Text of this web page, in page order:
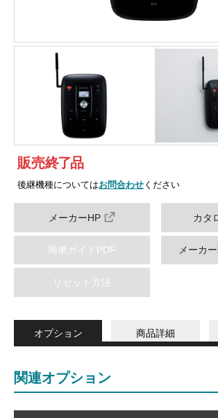
販売終了品
後継機種についてはお問合わせ ください
メーカーHP カタ
簡単ガイドPDF メーカ
リセット方法
オプション 商品詳細
関連オプション